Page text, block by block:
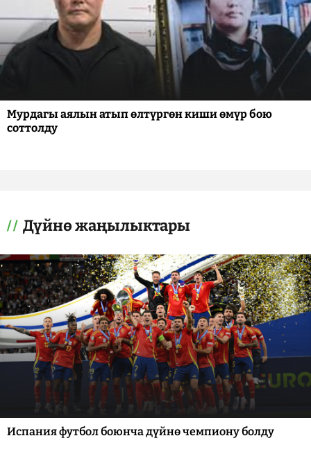
Мурдагы аялын атып өлтүргөн киши өмүр бою
соттолду
Дүйнө жаңылыктары
Испания футбол боюнча дүйнө чемпиону болду